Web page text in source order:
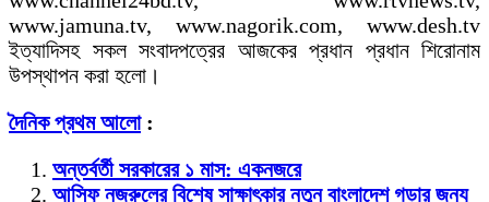
www.jamuna.tv, www.nagorik.com, www.desh.tv
ইত্যাদিসহ সকল সংবাদপত্রের আজকের প্রধান প্রধান শিরোনাম
উপস্থাপন করা হলো।
দৈনিক প্রথম আলো:
অন্তর্বর্তী সরকারের ১ মাস: একনজরে
আসিফ নজরুলের বিশেষ সাক্ষাৎকার নতুন বাংলাদেশ গড়ার জন্য